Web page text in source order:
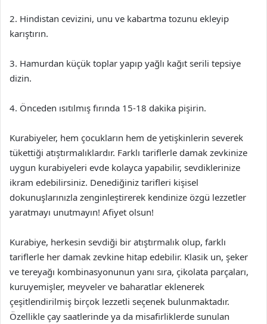
2. Hindistan cevizini, unu ve kabartma tozunu ekleyip
karıştırın.
3. Hamurdan küçük toplar yapıp yağlı kağıt serili tepsiye
dizin.
4. Önceden ısıtılmış fırında 15-18 dakika pişirin.
Kurabiyeler, hem çocukların hem de yetişkinlerin severek
tükettiği atıştırmalıklardır. Farklı tariflerle damak zevkinize
uygun kurabiyeleri evde kolayca yapabilir, sevdiklerinize
ikram edebilirsiniz. Denediğiniz tarifleri kişisel
dokunuşlarınızla zenginleştirerek kendinize özgü lezzetler
yaratmayı unutmayın! Afiyet olsun!
Kurabiye, herkesin sevdiği bir atıştırmalık olup, farklı
tariflerle her damak zevkine hitap edebilir. Klasik un, şeker
ve tereyağı kombinasyonunun yanı sıra, çikolata parçaları,
kuruyemişler, meyveler ve baharatlar eklenerek
çeşitlendirilmiş birçok lezzetli seçenek bulunmaktadır.
Özellikle çay saatlerinde ya da misafirliklerde sunulan